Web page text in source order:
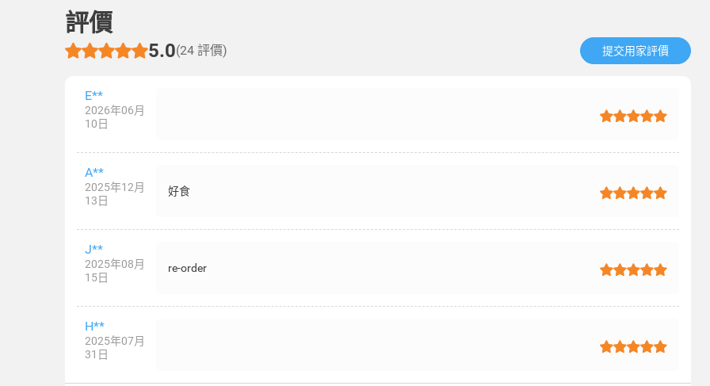
評價
5.0(24 評價) 提交用家評價​
E**
2026年06月
10日
A**
2025年12月
13日
好食
J**
2025年08月
15日
re-order
H**
2025年07月
31日